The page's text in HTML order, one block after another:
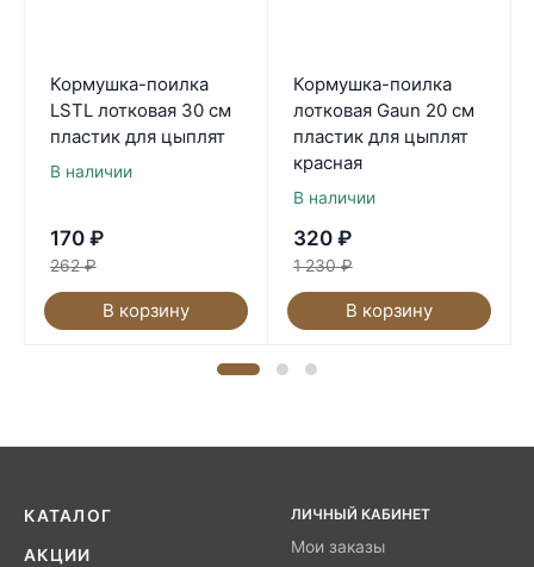
Кормушка-поилка
LSTL лотковая 30 см
пластик для цыплят
В наличии
170 ₽
262 ₽
В корзину
Кормушка-поилка
лотковая Gaun 20 см
пластик для цыплят
красная
В наличии
320 ₽
1 230 ₽
В корзину
КАТАЛОГ
АКЦИИ
ЛИЧНЫЙ КАБИНЕТ
Мои заказы